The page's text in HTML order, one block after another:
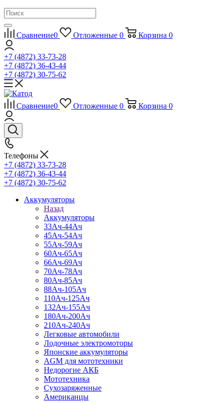
Сравнение0 Отложенные 0 Корзина 0
+7 (4872) 33-73-28
+7 (4872) 36-43-44
+7 (4872) 30-75-62
Сравнение0 Отложенные 0 Корзина 0
Телефоны
+7 (4872) 33-73-28
+7 (4872) 36-43-44
+7 (4872) 30-75-62
Аккумуляторы
Назад
Аккумуляторы
33Ач-44Ач
45Ач-54Ач
55Ач-59Ач
60Ач-65Ач
66Ач-69Ач
70Ач-78Ач
80Ач-85Ач
88Ач-105Ач
110Ач-125Ач
132Ач-155Ач
180Ач-200Ач
210Ач-240Ач
Легковые автомобили
Лодочные электромоторы
Японские аккумуляторы
AGM для мототехники
Недорогие АКБ
Мототехника
Сухозаряженные
Американцы